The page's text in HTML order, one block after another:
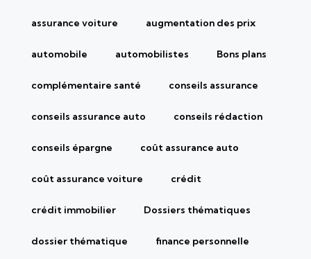
assurance voiture augmentation des prix
automobile automobilistes Bons plans
complémentaire santé conseils assurance
conseils assurance auto conseils rédaction
conseils épargne coût assurance auto
coût assurance voiture crédit
crédit immobilier Dossiers thématiques
dossier thématique finance personnelle